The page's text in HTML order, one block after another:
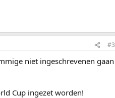
niet ingeschrevenen gaan
Cup ingezet worden!